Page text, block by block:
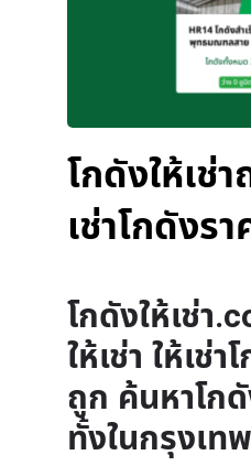
โกดังให้เช่
เช่าโกดังร
โกดังให้เช่า
ให้เช่า ให้เช่
ถูก ค้นหาโกดั
ทั้งในกรุงเ